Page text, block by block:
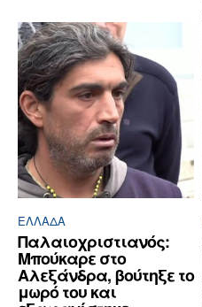
ΕΛΛΆΔΑ
Παλαιοχριστιανός:
Μπούκαρε στο
Αλεξάνδρα, βούτηξε το
μωρό του και